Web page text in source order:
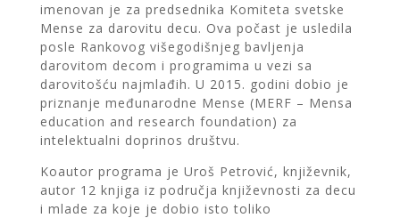
imenovan je za predsednika Komiteta svetske
Mense za darovitu decu. Ova počast je usledila
posle Rankovog višegodišnjeg bavljenja
darovitom decom i programima u vezi sa
darovitošću najmlađih. U 2015. godini dobio je
priznanje međunarodne Mense (MERF – Mensa
education and research foundation) za
intelektualni doprinos društvu.
Koautor programa je Uroš Petrović, književnik,
autor 12 knjiga iz područja književnosti za decu
i mlade za koje je dobio isto toliko